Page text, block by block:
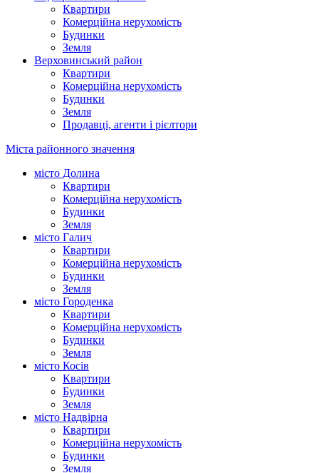
Квартири
Комерційна нерухомість
Будинки
Земля
Верховинський район
Квартири
Комерційна нерухомість
Будинки
Земля
Продавці, агенти і рієлтори
Міста районного значення
місто Долина
Квартири
Комерційна нерухомість
Будинки
Земля
місто Галич
Квартири
Комерційна нерухомість
Будинки
Земля
місто Городенка
Квартири
Комерційна нерухомість
Будинки
Земля
місто Косів
Квартири
Будинки
Земля
місто Надвірна
Квартири
Комерційна нерухомість
Будинки
Земля